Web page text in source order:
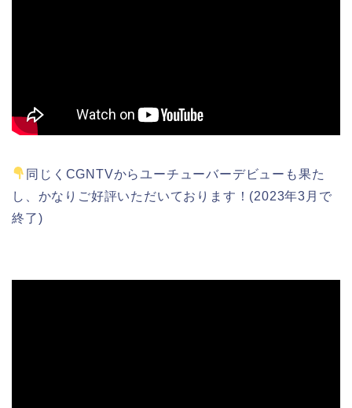
同じくCGNTVからユーチューバーデビューも果た
し、かなりご好評いただいております！(2023年3月で
終了)